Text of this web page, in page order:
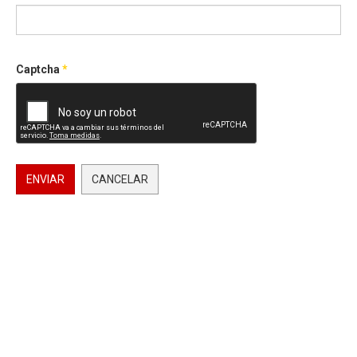
Captcha *
ENVIAR CANCELAR